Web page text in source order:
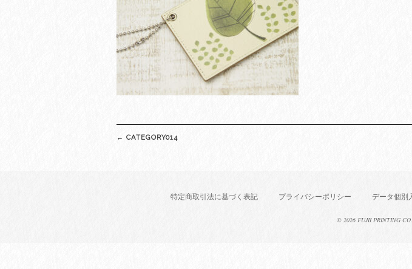
navigation
← CATEGORY014
特定商取引法に基づく表記 プライバシーポリシー データ個別
© 2026 FUJII PRINTING